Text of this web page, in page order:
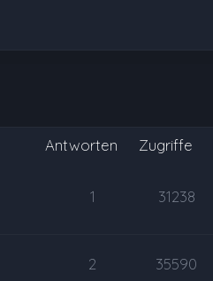
Antworten Zugriffe
1 31238
2 35590